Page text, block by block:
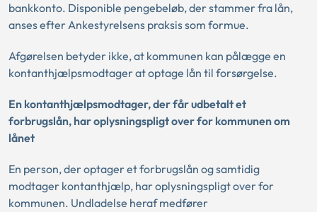
bankkonto. Disponible pengebeløb, der stammer fra lån,
anses efter Ankestyrelsens praksis som formue.
Afgørelsen betyder ikke, at kommunen kan pålægge en
kontanthjælpsmodtager at optage lån til forsørgelse.
En kontanthjælpsmodtager, der får udbetalt et
forbrugslån, har oplysningspligt over for kommunen om
lånet
En person, der optager et forbrugslån og samtidig
modtager kontanthjælp, har oplysningspligt over for
kommunen. Undladelse heraf medfører